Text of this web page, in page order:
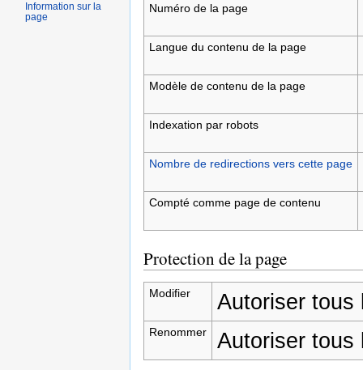
Numéro de la page
Langue du contenu de la page
Modèle de contenu de la page
Indexation par robots
Nombre de redirections vers cette page
Compté comme page de contenu
Protection de la page
Modifier Autoriser tous
Renommer Autoriser tous
Information sur la
page